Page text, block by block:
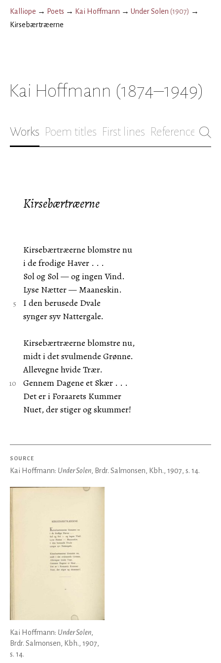
Kalliope → Poets → Kai Hoffmann → Under Solen (1907) →
Kirsebærtræerne
Kai Hoffmann (1874–1949)
Works Poem titles First lines References
Kirsebærtræerne
Kirsebærtræerne blomstre nu
i de frodige Haver . . .
Sol og Sol — og ingen Vind.
Lyse Nætter — Maaneskin.
I den berusede Dvale
synger syv Nattergale.
Kirsebærtræerne blomstre nu,
midt i det svulmende Grønne.
Allevegne hvide Trær.
Gennem Dagene et Skær . . .
Det er i Foraarets Kummer
Nuet, der stiger og skummer!
SOURCE
Kai Hoffmann: Under Solen, Brdr. Salmonsen, Kbh., 1907, s. 14.
Kai Hoffmann: Under Solen,
Brdr. Salmonsen, Kbh., 1907,
s. 14.